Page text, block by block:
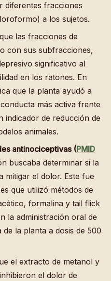
diferentes fracciones
a los sujetos.
las fracciones de
con sus subfracciones,
significativo al
en los ratones. En
que la planta ayudó a
más activa frente
indicador de reducción de
animales.
antinociceptivas (PMID
buscaba determinar si la
mitigar el dolor. Este fue
que utilizó métodos de
formalina y tail flick
la administración oral de
la planta a dosis de 500
el extracto de metanol y
el dolor de